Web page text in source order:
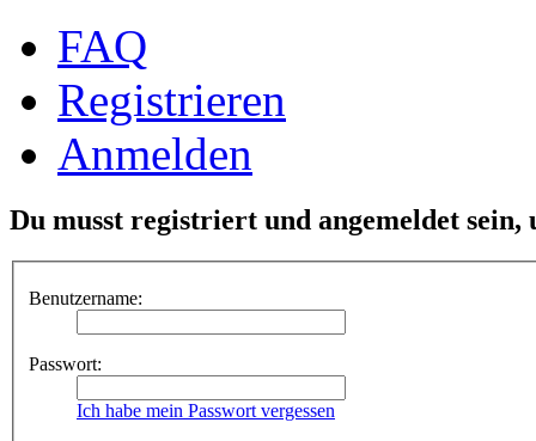
FAQ
Registrieren
Anmelden
Du musst registriert und angemeldet sein,
Benutzername:
Passwort:
Ich habe mein Passwort vergessen